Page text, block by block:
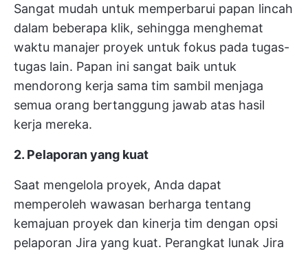
Sangat mudah untuk memperbarui papan lincah
dalam beberapa klik, sehingga menghemat
waktu manajer proyek untuk fokus pada tugas-
tugas lain. Papan ini sangat baik untuk
mendorong kerja sama tim sambil menjaga
semua orang bertanggung jawab atas hasil
kerja mereka.
2. Pelaporan yang kuat
Saat mengelola proyek, Anda dapat
memperoleh wawasan berharga tentang
kemajuan proyek dan kinerja tim dengan opsi
pelaporan Jira yang kuat. Perangkat lunak Jira